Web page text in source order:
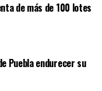
de más de 100 lotes
Puebla endurecer su